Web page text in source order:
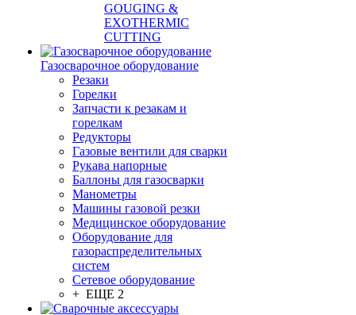
GOUGING &
EXOTHERMIC
CUTTING
Газосварочное оборудование
Резаки
Горелки
Запчасти к резакам и
горелкам
Редукторы
Газовые вентили для сварки
Рукава напорные
Баллоны для газосварки
Манометры
Машины газовой резки
Медицинское оборудование
Оборудование для
газораспределительных
систем
Сетевое оборудование
+ ЕЩЕ 2